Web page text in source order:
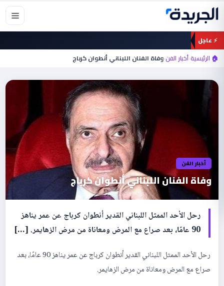
تخطي
المحتوى
⚡ عاجل
🏠 الرئيسية›أخبار الفن›وفاة الفنان اللبناني أنطوان كرباج
أخبار الفن
وفاة الفنان اللبناني أنطوان كرباج
رحل الأحد الممثل اللبناني القدير أنطوان كرباج عن عمر يناهز
90 عامًا، بعد صراع مع المرض ومعاناة من مرض الزهايمر. […]
رحل الأحد الممثل اللبناني القدير أنطوان كرباج عن عمر يناهز 90 عامًا، بعد
صراع مع المرض ومعاناة من مرض الزهايمر.